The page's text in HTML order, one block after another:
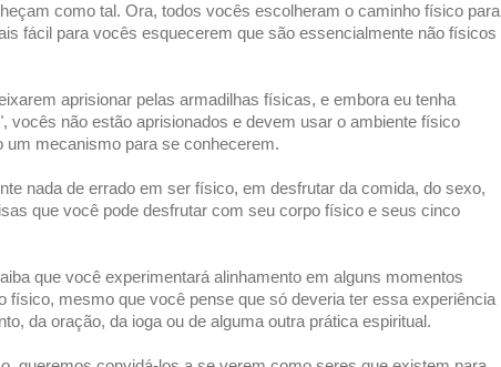
como tal. Ora, todos vocês escolheram o caminho físico para
fácil para vocês esquecerem que são essencialmente não físicos
aprisionar pelas armadilhas físicas, e embora eu tenha
vocês não estão aprisionados e devem usar o ambiente físico
mecanismo para se conhecerem.
nada de errado em ser físico, em desfrutar da comida, do sexo,
que você pode desfrutar com seu corpo físico e seus cinco
que você experimentará alinhamento em alguns momentos
físico, mesmo que você pense que só deveria ter essa experiência
da oração, da ioga ou de alguma outra prática espiritual.